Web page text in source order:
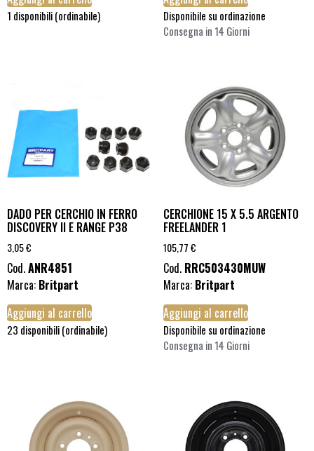
1 disponibili (ordinabile)
Disponibile su ordinazione
Consegna in 14 Giorni
DADO PER CERCHIO IN FERRO
DISCOVERY II E RANGE P38
3,05€
Cod.ANR4851
Marca: Britpart
Aggiungi al carrello
23 disponibili (ordinabile)
CERCHIONE 15 X 5.5 ARGENTO
FREELANDER 1
105,77€
Cod. RRC503430MUW
Marca: Britpart
Aggiungi al carrello
Disponibile su ordinazione
Consegna in 14 Giorni